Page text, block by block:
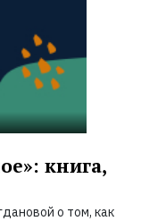
книга,
о том, как